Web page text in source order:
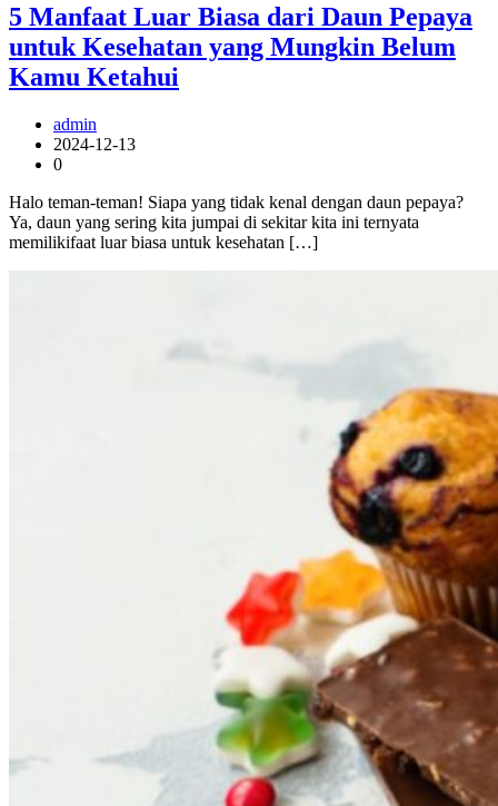
5 Manfaat Luar Biasa dari Daun Pepaya
untuk Kesehatan yang Mungkin Belum
Kamu Ketahui
admin
2024-12-13
0
Halo teman-teman! Siapa yang tidak kenal dengan daun pepaya?
Ya, daun yang sering kita jumpai di sekitar kita ini ternyata
memilikifaat luar biasa untuk kesehatan […]